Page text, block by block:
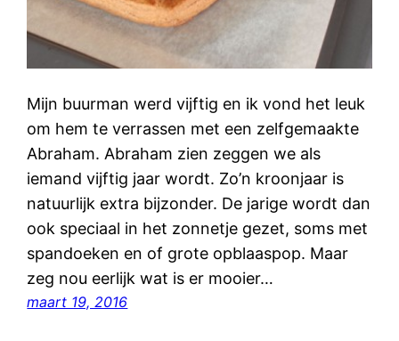
Mijn buurman werd vijftig en ik vond het leuk
om hem te verrassen met een zelfgemaakte
Abraham. Abraham zien zeggen we als
iemand vijftig jaar wordt. Zo’n kroonjaar is
natuurlijk extra bijzonder. De jarige wordt dan
ook speciaal in het zonnetje gezet, soms met
spandoeken en of grote opblaaspop. Maar
zeg nou eerlijk wat is er mooier…
maart 19, 2016